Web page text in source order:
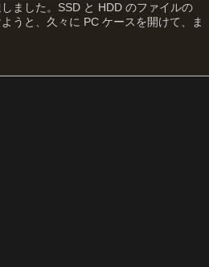
ました。SSD と HDD のファイルの
うと、久々に PC ケースを開けて、ま